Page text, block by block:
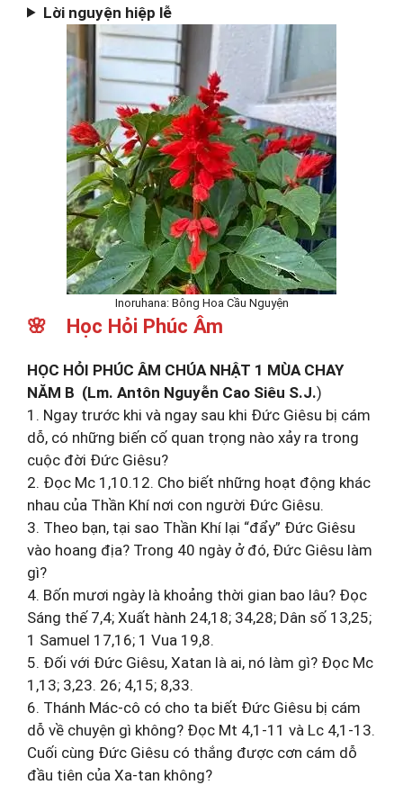
Lời nguyện hiệp lễ
Inoruhana: Bông Hoa Cầu Nguyện
🌸 Học Hỏi Phúc Âm
HỌC HỎI PHÚC ÂM CHÚA NHẬT 1 MÙA CHAY
NĂM B (Lm. Antôn Nguyễn Cao Siêu S.J.)
1. Ngay trước khi và ngay sau khi Đức Giêsu bị cám
dỗ, có những biến cố quan trọng nào xảy ra trong
cuộc đời Đức Giêsu?
2. Đọc Mc 1,10.12.‎‎ Cho biết những hoạt động khác
nhau của Thần Khí nơi con người Đức Giêsu.
3. Theo ‎bạn, tại sao Thần Khí lại “đẩy” Đức Giêsu
vào hoang địa? Trong 40 ngày ở đó, Đức Giêsu làm
gì?
4. Bốn mươi ngày là khoảng thời gian bao lâu? Đọc
Sáng thế 7,4; Xuất hành 24,18; 34,28; Dân số 13,25;
1 Samuel 17,16; 1 Vua 19,8.
5. Đối với Đức Giêsu, Xatan là ai, nó làm gì? Đọc Mc
1,13; 3,23. 26; 4,15; 8,33.
6. Thánh Mác-cô có cho ta biết Đức Giêsu bị cám
dỗ về chuyện gì không? Đọc Mt 4,1-11 và Lc 4,1-13.
Cuối cùng Đức Giêsu có thắng được cơn cám dỗ
đầu tiên của Xa-tan không?